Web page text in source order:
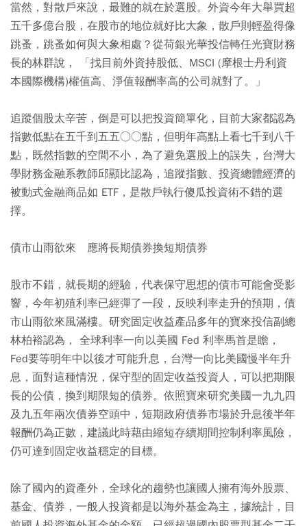
當然，對散戶來說，最難的就在於選股。外資今年大舉買超
五千多億台股，在股市的地位就好比大象，散戶則輕盈得像
跳蚤，跳蚤如何與大象相處？從荷銀光華投信轉任光寶財務
長的林群說， 「找目前外資持股低、MSCI (摩根士丹利資
本國際機構)權值高、淨值報酬率高的公司就對了。」
追蹤個股太辛苦，倒是可以把投資簡單化，目前大家都認為
指數低點在五千到五五○○點，但明年高點上看七千到八千
點，既然指數的空間不小，為了避免選股上的誤失，台灣大
學財務金融系教師邱顯比認為，追蹤指數、投資總體經濟的
被動式金融商品如 ETF，是散戶執行傻瓜投資術不錯的選
擇。
債市山雨欲來 應將長期債券換短期債券
股市不錯，就長期的經驗，代表保守思想的債市可能會受影
響，今年初殖利率已經彈了一段，反映利率走升的預期，債
市山雨欲來風滿樓。研究固定收益產品多年的寶來投信副總
林柏裕認為， 全球利率一向以美國 Fed 利率馬首是瞻，
Fed要等明年中以後才可能升息，台灣一向比美國慢半年升
息，面對這種情況，保守型的固定收益投資人，可以把期限
長的公債，換到期限短的債券。依照寶來研究美國一九九四
及九五年兩次債券空頭中，短期政府債券市場於升息後半年
報酬仍為正數，建議此時藉由縮短存續期間控制利率風險，
仍可達到固定收益穩定的目標。
除了國內的資產外，全球化的趨勢也讓國人擁有海外股票、
基金、債券，一般人投資都是以海外基金為主，據統計，目